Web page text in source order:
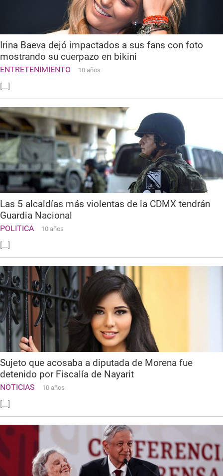
Irina Baeva dejó impactados a sus fans con foto
mostrando su cuerpazo en bikini
ENTRETENIMIENTO 10 años
[...]
Las 5 alcaldías más violentas de la CDMX tendrán
Guardia Nacional
POLITICA 10 años
[...]
Sujeto que acosaba a diputada de Morena fue
detenido por Fiscalía de Nayarit
NOTICIAS 10 años
[...]